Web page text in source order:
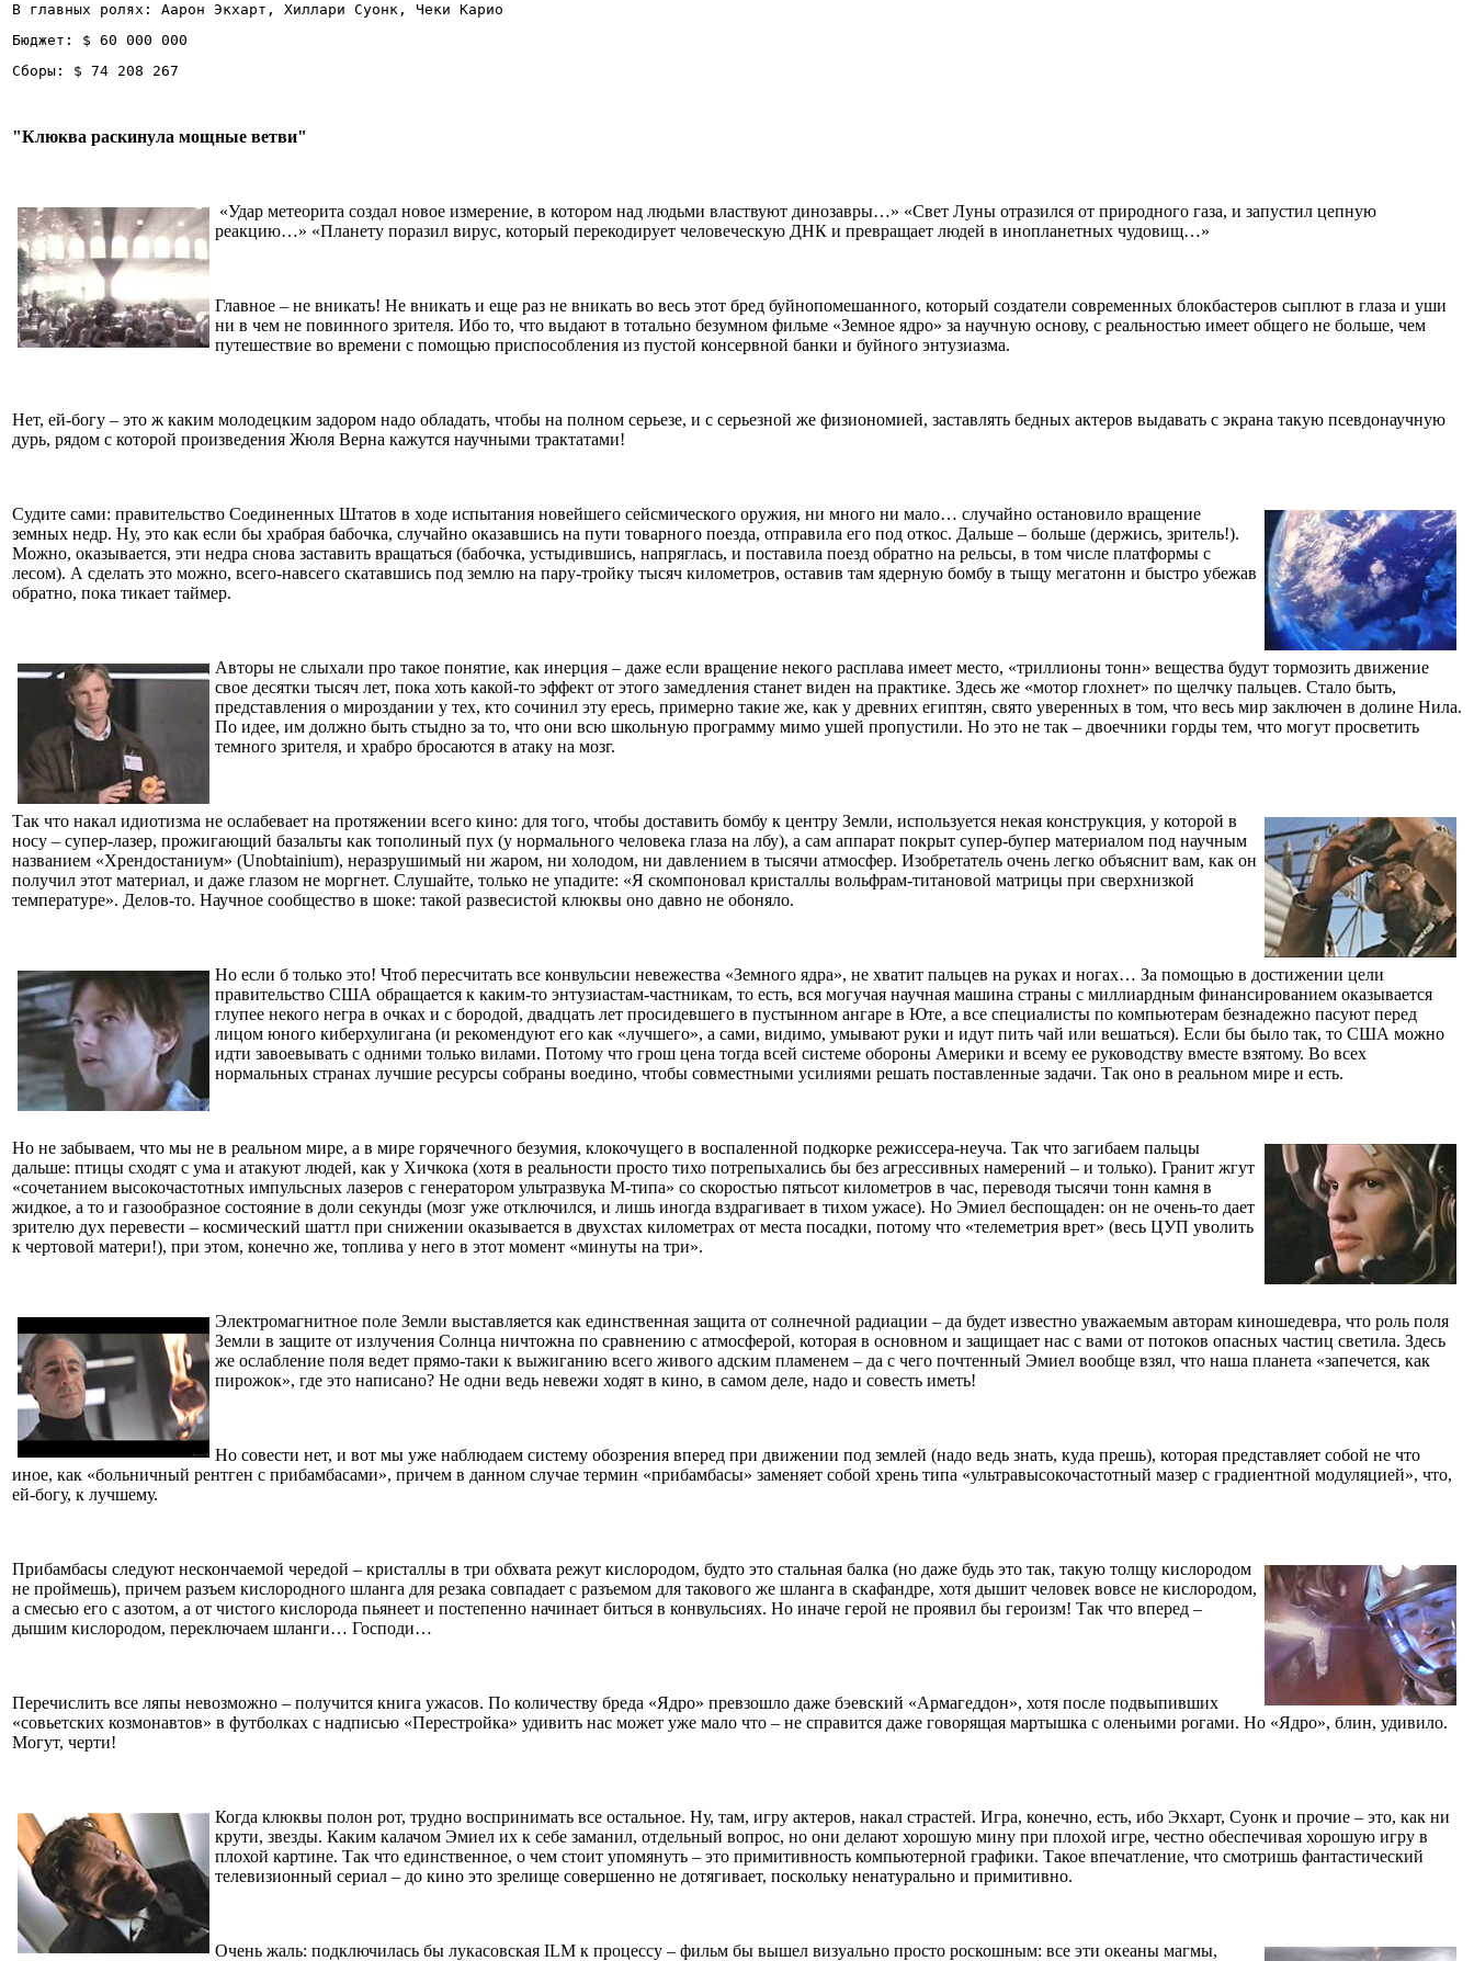
В главных ролях: Аарон Экхарт, Хиллари Суонк, Чеки Карио
Бюджет: $ 60 000 000
Сборы: $ 74 208 267
"Клюква раскинула мощные ветви"
«Удар метеорита создал новое измерение, в котором над людьми властвуют динозавры…» «Свет Луны отразился от природного газа, и запустил цепную
реакцию…» «Планету поразил вирус, который перекодирует человеческую ДНК и превращает людей в инопланетных чудовищ…»
Главное – не вникать! Не вникать и еще раз не вникать во весь этот бред буйнопомешанного, который создатели современных блокбастеров сыплют в глаза и уши
ни в чем не повинного зрителя. Ибо то, что выдают в тотально безумном фильме «Земное ядро» за научную основу, с реальностью имеет общего не больше, чем
путешествие во времени с помощью приспособления из пустой консервной банки и буйного энтузиазма.
Нет, ей-богу – это ж каким молодецким задором надо обладать, чтобы на полном серьезе, и с серьезной же физиономией, заставлять бедных актеров выдавать с экрана такую псевдонаучную
дурь, рядом с которой произведения Жюля Верна кажутся научными трактатами!
Судите сами: правительство Соединенных Штатов в ходе испытания новейшего сейсмического оружия, ни много ни мало… случайно остановило вращение
земных недр. Ну, это как если бы храбрая бабочка, случайно оказавшись на пути товарного поезда, отправила его под откос. Дальше – больше (держись, зритель!).
Можно, оказывается, эти недра снова заставить вращаться (бабочка, устыдившись, напряглась, и поставила поезд обратно на рельсы, в том числе платформы с
лесом). А сделать это можно, всего-навсего скатавшись под землю на пару-тройку тысяч километров, оставив там ядерную бомбу в тыщу мегатонн и быстро убежав
обратно, пока тикает таймер.
Авторы не слыхали про такое понятие, как инерция – даже если вращение некого расплава имеет место, «триллионы тонн» вещества будут тормозить движение
свое десятки тысяч лет, пока хоть какой-то эффект от этого замедления станет виден на практике. Здесь же «мотор глохнет» по щелчку пальцев. Стало быть,
представления о мироздании у тех, кто сочинил эту ересь, примерно такие же, как у древних египтян, свято уверенных в том, что весь мир заключен в долине Нила.
По идее, им должно быть стыдно за то, что они всю школьную программу мимо ушей пропустили. Но это не так – двоечники горды тем, что могут просветить
темного зрителя, и храбро бросаются в атаку на мозг.
Так что накал идиотизма не ослабевает на протяжении всего кино: для того, чтобы доставить бомбу к центру Земли, используется некая конструкция, у которой в
носу – супер-лазер, прожигающий базальты как тополиный пух (у нормального человека глаза на лбу), а сам аппарат покрыт супер-бупер материалом под научным
названием «Хрендостаниум» (Unobtainium), неразрушимый ни жаром, ни холодом, ни давлением в тысячи атмосфер. Изобретатель очень легко объяснит вам, как он
получил этот материал, и даже глазом не моргнет. Слушайте, только не упадите: «Я скомпоновал кристаллы вольфрам-титановой матрицы при сверхнизкой
температуре». Делов-то. Научное сообщество в шоке: такой развесистой клюквы оно давно не обоняло.
Но если б только это! Чтоб пересчитать все конвульсии невежества «Земного ядра», не хватит пальцев на руках и ногах… За помощью в достижении цели
правительство США обращается к каким-то энтузиастам-частникам, то есть, вся могучая научная машина страны с миллиардным финансированием оказывается
глупее некого негра в очках и с бородой, двадцать лет просидевшего в пустынном ангаре в Юте, а все специалисты по компьютерам безнадежно пасуют перед
лицом юного киберхулигана (и рекомендуют его как «лучшего», а сами, видимо, умывают руки и идут пить чай или вешаться). Если бы было так, то США можно
идти завоевывать с одними только вилами. Потому что грош цена тогда всей системе обороны Америки и всему ее руководству вместе взятому. Во всех
нормальных странах лучшие ресурсы собраны воедино, чтобы совместными усилиями решать поставленные задачи. Так оно в реальном мире и есть.
Но не забываем, что мы не в реальном мире, а в мире горячечного безумия, клокочущего в воспаленной подкорке режиссера-неуча. Так что загибаем пальцы
дальше: птицы сходят с ума и атакуют людей, как у Хичкока (хотя в реальности просто тихо потрепыхались бы без агрессивных намерений – и только). Гранит жгут
«сочетанием высокочастотных импульсных лазеров с генератором ультразвука М-типа» со скоростью пятьсот километров в час, переводя тысячи тонн камня в
жидкое, а то и газообразное состояние в доли секунды (мозг уже отключился, и лишь иногда вздрагивает в тихом ужасе). Но Эмиел беспощаден: он не очень-то дает
зрителю дух перевести – космический шаттл при снижении оказывается в двухстах километрах от места посадки, потому что «телеметрия врет» (весь ЦУП уволить
к чертовой матери!), при этом, конечно же, топлива у него в этот момент «минуты на три».
Электромагнитное поле Земли выставляется как единственная защита от солнечной радиации – да будет известно уважаемым авторам киношедевра, что роль поля
Земли в защите от излучения Солнца ничтожна по сравнению с атмосферой, которая в основном и защищает нас с вами от потоков опасных частиц светила. Здесь
же ослабление поля ведет прямо-таки к выжиганию всего живого адским пламенем – да с чего почтенный Эмиел вообще взял, что наша планета «запечется, как
пирожок», где это написано? Не одни ведь невежи ходят в кино, в самом деле, надо и совесть иметь!
Но совести нет, и вот мы уже наблюдаем систему обозрения вперед при движении под землей (надо ведь знать, куда прешь), которая представляет собой не что
иное, как «больничный рентген с прибамбасами», причем в данном случае термин «прибамбасы» заменяет собой хрень типа «ультравысокочастотный мазер с градиентной модуляцией», что,
ей-богу, к лучшему.
Прибамбасы следуют нескончаемой чередой – кристаллы в три обхвата режут кислородом, будто это стальная балка (но даже будь это так, такую толщу кислородом
не проймешь), причем разъем кислородного шланга для резака совпадает с разъемом для такового же шланга в скафандре, хотя дышит человек вовсе не кислородом,
а смесью его с азотом, а от чистого кислорода пьянеет и постепенно начинает биться в конвульсиях. Но иначе герой не проявил бы героизм! Так что вперед –
дышим кислородом, переключаем шланги… Господи…
Перечислить все ляпы невозможно – получится книга ужасов. По количеству бреда «Ядро» превзошло даже бэевский «Армагеддон», хотя после подвыпивших
«совьетских козмонавтов» в футболках с надписью «Перестройка» удивить нас может уже мало что – не справится даже говорящая мартышка с оленьими рогами. Но «Ядро», блин, удивило.
Могут, черти!
Когда клюквы полон рот, трудно воспринимать все остальное. Ну, там, игру актеров, накал страстей. Игра, конечно, есть, ибо Экхарт, Суонк и прочие – это, как ни
крути, звезды. Каким калачом Эмиел их к себе заманил, отдельный вопрос, но они делают хорошую мину при плохой игре, честно обеспечивая хорошую игру в
плохой картине. Так что единственное, о чем стоит упомянуть – это примитивность компьютерной графики. Такое впечатление, что смотришь фантастический
телевизионный сериал – до кино это зрелище совершенно не дотягивает, поскольку ненатурально и примитивно.
Очень жаль: подключилась бы лукасовская ILM к процессу – фильм бы вышел визуально просто роскошным: все эти океаны магмы,